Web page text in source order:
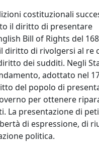
costituzionali
il diritto di presentare
Bill of Rights del
diritto di rivolgersi al re
dei sudditi. Negli
adottato nel
del popolo di
per ottenere
La presentazione di
di espressione, di
politica.